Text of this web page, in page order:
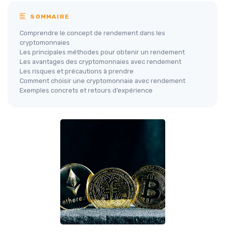
SOMMAIRE
Comprendre le concept de rendement dans les
cryptomonnaies
Les principales méthodes pour obtenir un rendement
Les avantages des cryptomonnaies avec rendement
Les risques et précautions à prendre
Comment choisir une cryptomonnaie avec rendement
Exemples concrets et retours d’expérience